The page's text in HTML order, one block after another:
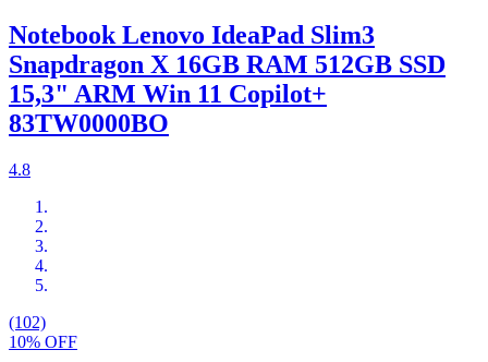
Notebook Lenovo IdeaPad Slim3
Snapdragon X 16GB RAM 512GB SSD
15,3" ARM Win 11 Copilot+
83TW0000BO
4.8
(102)
10% OFF